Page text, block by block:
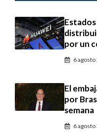
por un
6
El
por
semana
6